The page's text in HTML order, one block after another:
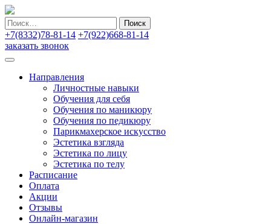
Найти:
+7(8332)78-81-14 +7(922)668-81-14
заказать звонок
Направления
Личностные навыки
Обучения для себя
Обучения по маникюру
Обучения по педикюру
Парикмахерское искусство
Эстетика взгляда
Эстетика по лицу
Эстетика по телу
Расписание
Оплата
Акции
Отзывы
Онлайн-магазин